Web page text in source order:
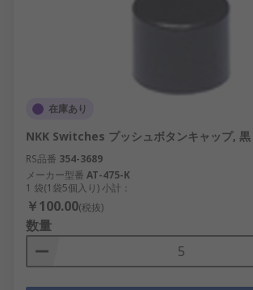
在庫あり
NKK Switches プッシュボタンキャップ, 黒
RS品番 354-3689
メーカー型番 AT-475-K
1 袋(1袋5個入り) 小計：
￥100.00(税抜)
数量